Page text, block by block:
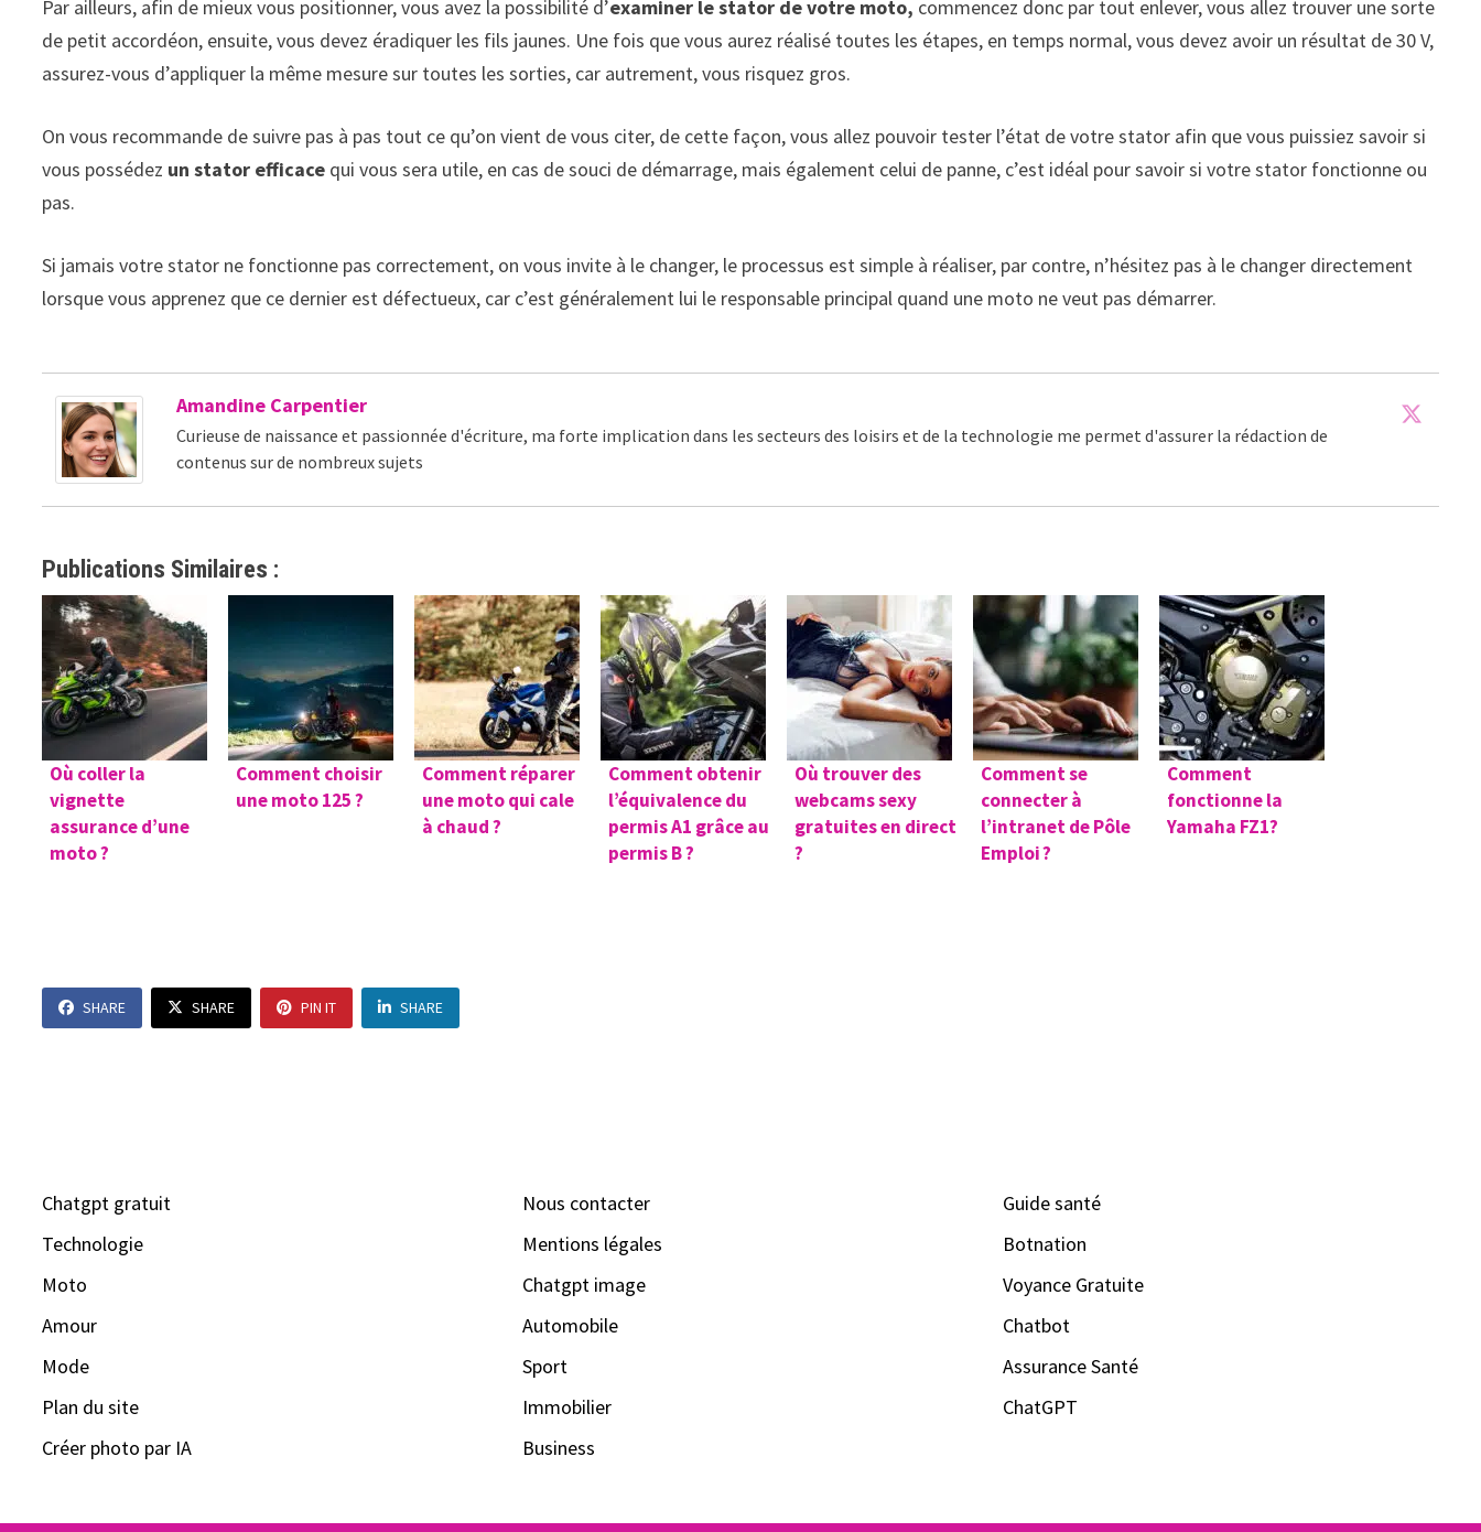
Par ailleurs, afin de mieux vous positionner, vous avez la possibilité d’examiner le stator de votre moto, commencez donc par tout enlever, vous allez trouver une sorte
de petit accordéon, ensuite, vous devez éradiquer les fils jaunes. Une fois que vous aurez réalisé toutes les étapes, en temps normal, vous devez avoir un résultat de 30 V,
assurez-vous d’appliquer la même mesure sur toutes les sorties, car autrement, vous risquez gros.
On vous recommande de suivre pas à pas tout ce qu’on vient de vous citer, de cette façon, vous allez pouvoir tester l’état de votre stator afin que vous puissiez savoir si
vous possédez un stator efficace qui vous sera utile, en cas de souci de démarrage, mais également celui de panne, c’est idéal pour savoir si votre stator fonctionne ou
pas.
Si jamais votre stator ne fonctionne pas correctement, on vous invite à le changer, le processus est simple à réaliser, par contre, n’hésitez pas à le changer directement
lorsque vous apprenez que ce dernier est défectueux, car c’est généralement lui le responsable principal quand une moto ne veut pas démarrer.
Amandine Carpentier
Curieuse de naissance et passionnée d'écriture, ma forte implication dans les secteurs des loisirs et de la technologie me permet d'assurer la rédaction de
contenus sur de nombreux sujets
Publications Similaires :
Où coller la
vignette
assurance d’une
moto ?
Comment choisir
une moto 125 ?
Comment réparer
une moto qui cale
à chaud ?
Comment obtenir
l’équivalence du
permis A1 grâce au
permis B ?
Où trouver des
webcams sexy
gratuites en direct
?
Comment se
connecter à
l’intranet de Pôle
Emploi ?
Comment
fonctionne la
Yamaha FZ1?
SHARE SHARE PIN IT SHARE
Chatgpt gratuit
Technologie
Moto
Amour
Mode
Plan du site
Créer photo par IA
Nous contacter
Mentions légales
Chatgpt image
Automobile
Sport
Immobilier
Business
Guide santé
Botnation
Voyance Gratuite
Chatbot
Assurance Santé
ChatGPT